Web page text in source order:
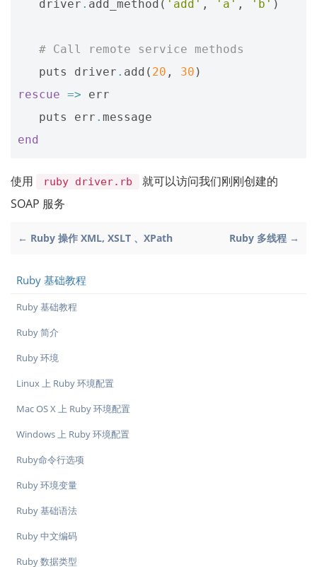
driver . add_method ( 'add' , 'a' , 'b' )
# Call remote service methods
puts
driver . add ( 20 , 30 )
rescue =>
err
puts
err . message
end
使用 ruby driver.rb
就可以访问我们刚刚创建的
SOAP 服务
← Ruby 操作 XML, XSLT 、XPath Ruby 多线程 →
Ruby 基础教程
Ruby 基础教程
Ruby 简介
Ruby 环境
Linux 上 Ruby 环境配置
Mac OS X 上 Ruby 环境配置
Windows 上 Ruby 环境配置
Ruby命令行选项
Ruby 环境变量
Ruby 基础语法
Ruby 中文编码
Ruby 数据类型